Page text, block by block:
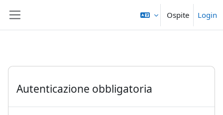
Ospite Login
Autenticazione obbligatoria